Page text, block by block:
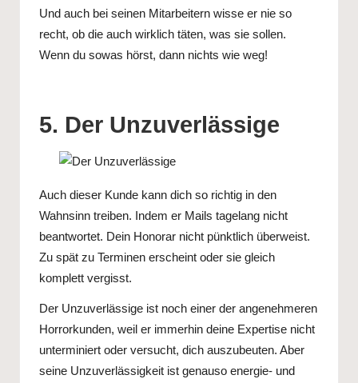
Und auch bei seinen Mitarbeitern wisse er nie so
recht, ob die auch wirklich täten, was sie sollen.
Wenn du sowas hörst, dann nichts wie weg!
5. Der Unzuverlässige
Auch dieser Kunde kann dich so richtig in den
Wahnsinn treiben. Indem er Mails tagelang nicht
beantwortet. Dein Honorar nicht pünktlich überweist.
Zu spät zu Terminen erscheint oder sie gleich
komplett vergisst.
Der Unzuverlässige ist noch einer der angenehmeren
Horrorkunden, weil er immerhin deine Expertise nicht
unterminiert oder versucht, dich auszubeuten. Aber
seine Unzuverlässigkeit ist genauso energie- und